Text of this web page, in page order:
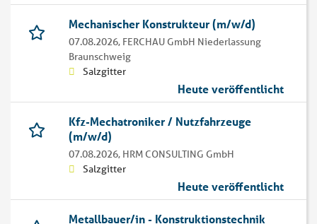
Mechanischer Konstrukteur (m/w/d)
07.08.2026, FERCHAU GmbH Niederlassung
Braunschweig
Salzgitter
Heute veröffentlicht
Kfz-Mechatroniker / Nutzfahrzeuge
(m/w/d)
07.08.2026, HRM CONSULTING GmbH
Salzgitter
Heute veröffentlicht
Metallbauer/in - Konstruktionstechnik